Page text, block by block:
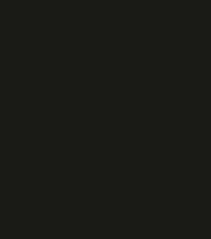
Marinho
Marinho
Calixto
e mixagem de som e finalização: